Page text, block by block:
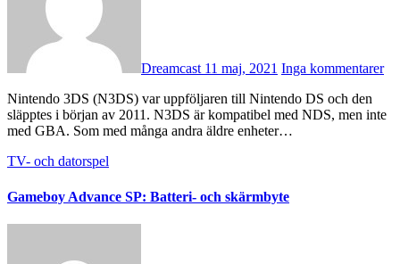
Dreamcast 11 maj, 2021 Inga kommentarer
Nintendo 3DS (N3DS) var uppföljaren till Nintendo DS och den
släpptes i början av 2011. N3DS är kompatibel med NDS, men inte
med GBA. Som med många andra äldre enheter…
TV- och datorspel
Gameboy Advance SP: Batteri- och skärmbyte